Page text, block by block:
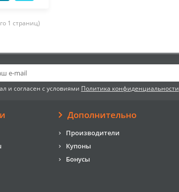
1 страниц)
и согласен с условиями Политика конфиденциальности
Дополнительно
Производители
Купоны
Бонусы